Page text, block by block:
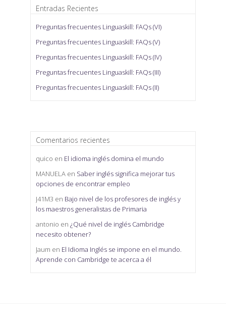
Entradas Recientes
Preguntas frecuentes Linguaskill: FAQs (VI)
Preguntas frecuentes Linguaskill: FAQs (V)
Preguntas frecuentes Linguaskill: FAQs (IV)
Preguntas frecuentes Linguaskill: FAQs (III)
Preguntas frecuentes Linguaskill: FAQs (II)
Comentarios recientes
quico en El idioma inglés domina el mundo
MANUELA en Saber inglés significa mejorar tus
opciones de encontrar empleo
J41M3 en Bajo nivel de los profesores de inglés y
los maestros generalistas de Primaria
antonio en ¿Qué nivel de inglés Cambridge
necesito obtener?
Jaum en El Idioma Inglés se impone en el mundo.
Aprende con Cambridge te acerca a él